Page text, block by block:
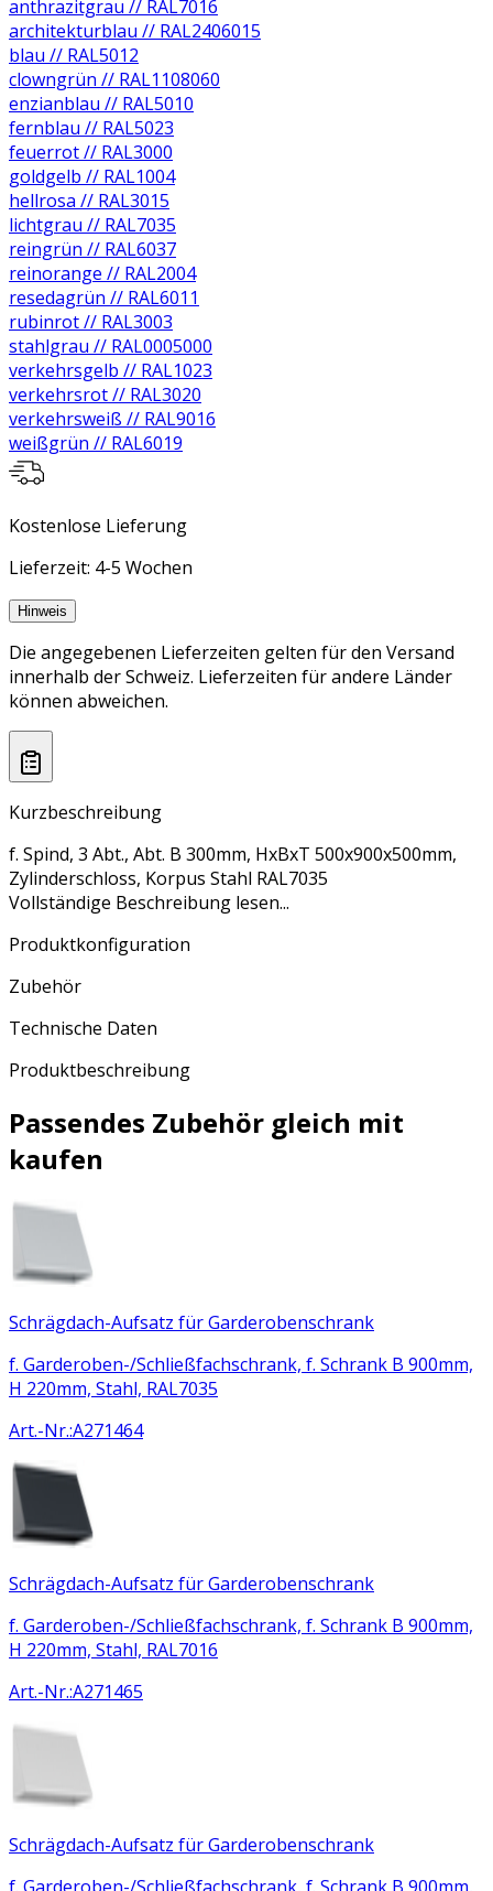
anthrazitgrau // RAL7016
architekturblau // RAL2406015
blau // RAL5012
clowngrün // RAL1108060
enzianblau // RAL5010
fernblau // RAL5023
feuerrot // RAL3000
goldgelb // RAL1004
hellrosa // RAL3015
lichtgrau // RAL7035
reingrün // RAL6037
reinorange // RAL2004
resedagrün // RAL6011
rubinrot // RAL3003
stahlgrau // RAL0005000
verkehrsgelb // RAL1023
verkehrsrot // RAL3020
verkehrsweiß // RAL9016
weißgrün // RAL6019
Kostenlose Lieferung
Lieferzeit: 4-5 Wochen
Hinweis
Die angegebenen Lieferzeiten gelten für den Versand
innerhalb der Schweiz. Lieferzeiten für andere Länder
können abweichen.
Kurzbeschreibung
f. Spind, 3 Abt., Abt. B 300mm, HxBxT 500x900x500mm,
Zylinderschloss, Korpus Stahl RAL7035
Vollständige Beschreibung lesen...
Produktkonfiguration
Zubehör
Technische Daten
Produktbeschreibung
Passendes Zubehör gleich mit
kaufen
Schrägdach-Aufsatz für Garderobenschrank
f. Garderoben-/Schließfachschrank, f. Schrank B 900mm,
H 220mm, Stahl, RAL7035
Art.-Nr.:A271464
Schrägdach-Aufsatz für Garderobenschrank
f. Garderoben-/Schließfachschrank, f. Schrank B 900mm,
H 220mm, Stahl, RAL7016
Art.-Nr.:A271465
Schrägdach-Aufsatz für Garderobenschrank
f. Garderoben-/Schließfachschrank, f. Schrank B 900mm,